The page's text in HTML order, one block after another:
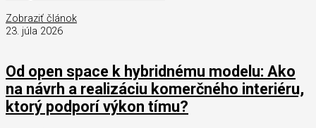
Zobraziť článok
23. júla 2026
Od open space k hybridnému modelu: Ako
na návrh a realizáciu komerčného interiéru,
ktorý podporí výkon tímu?